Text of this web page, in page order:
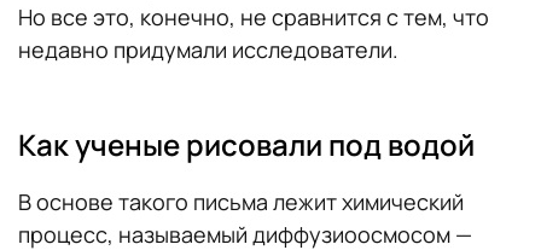
Но все это, конечно, не сравнится с тем, что
недавно придумали исследователи.
Как ученые рисовали под водой
В основе такого письма лежит химический
процесс, называемый диффузиоосмосом —